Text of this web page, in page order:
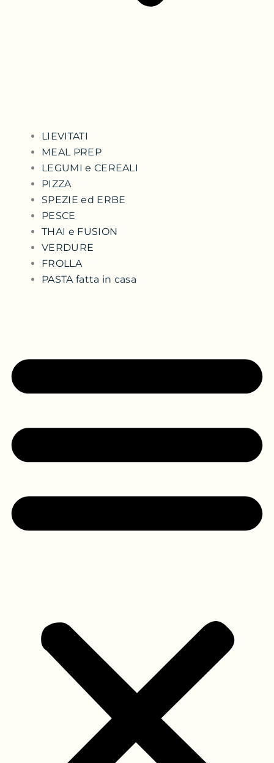
LIEVITATI
MEAL PREP
LEGUMI e CEREALI
PIZZA
SPEZIE ed ERBE
PESCE
THAI e FUSION
VERDURE
FROLLA
PASTA fatta in casa